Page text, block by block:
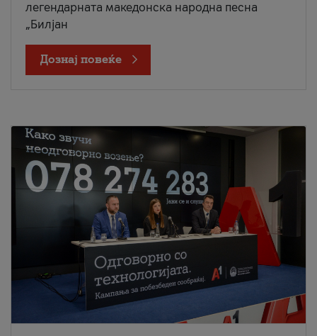
легендарната македонска народна песна
„Билјан
Дознај повеќе